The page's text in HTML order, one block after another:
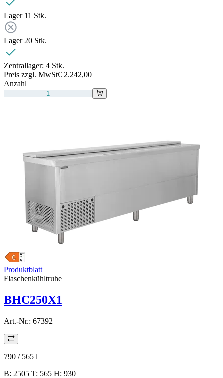
Lager 11 Stk.
Lager 20 Stk.
Zentrallager: 4 Stk.
Preis zzgl. MwSt€ 2.242,00
Anzahl
Produktblatt
Flaschenkühltruhe
BHC250X1
Art.-Nr.: 67392
790 / 565 l
B: 2505 T: 565 H: 930